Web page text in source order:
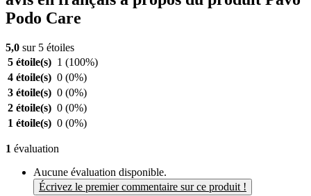
Podo Care
5,0 sur 5 étoiles
5 étoile(s) 1 (100%)
4 étoile(s) 0 (0%)
3 étoile(s) 0 (0%)
2 étoile(s) 0 (0%)
1 étoile(s) 0 (0%)
1 évaluation
Aucune évaluation disponible.
Écrivez le premier commentaire sur ce produit !